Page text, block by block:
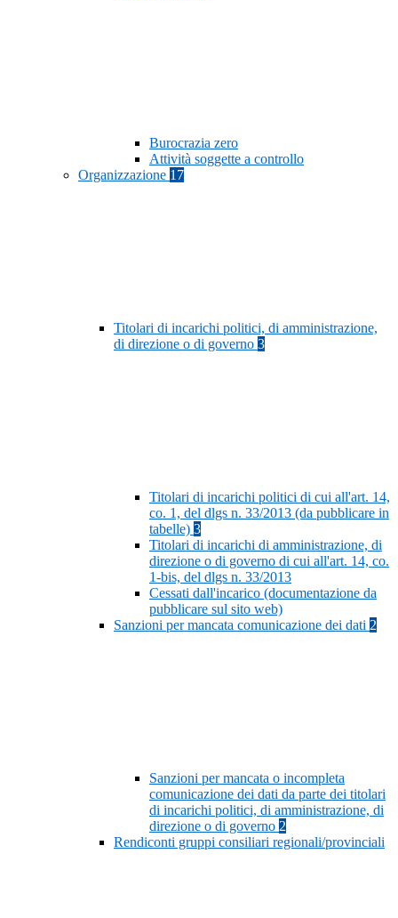
Burocrazia zero
Attività soggette a controllo
Organizzazione 17
Titolari di incarichi politici, di amministrazione,
di direzione o di governo 3
Titolari di incarichi politici di cui all'art. 14,
co. 1, del dlgs n. 33/2013 (da pubblicare in
tabelle) 3
Titolari di incarichi di amministrazione, di
direzione o di governo di cui all'art. 14, co.
1-bis, del dlgs n. 33/2013
Cessati dall'incarico (documentazione da
pubblicare sul sito web)
Sanzioni per mancata comunicazione dei dati 2
Sanzioni per mancata o incompleta
comunicazione dei dati da parte dei titolari
di incarichi politici, di amministrazione, di
direzione o di governo 2
Rendiconti gruppi consiliari regionali/provinciali